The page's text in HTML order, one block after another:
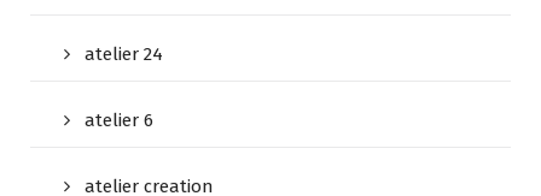
atelier 24
atelier 6
atelier creation